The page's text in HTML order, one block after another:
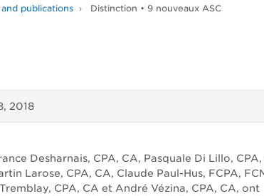
publications Distinction • 9 nouveaux ASC
2018
Desharnais, CPA, CA, Pasquale Di Lillo, CPA,
Larose, CPA, CA, Claude Paul-Hus, FCPA,
CPA, CA et André Vézina, CPA, CA, ont